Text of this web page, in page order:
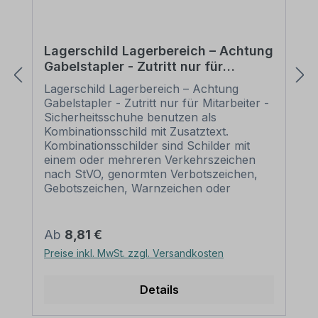
Lagerschild Lagerbereich – Achtung
Gabelstapler - Zutritt nur für
Mitarbeiter - Sicherheitsschuhe
benutzen - Kombi
Lagerschild Lagerbereich – Achtung
Gabelstapler - Zutritt nur für Mitarbeiter -
Sicherheitsschuhe benutzen als
Kombinationsschild mit Zusatztext.
Kombinationsschilder sind Schilder mit
einem oder mehreren Verkehrszeichen
nach StVO, genormten Verbotszeichen,
Gebotszeichen, Warnzeichen oder
oder neben den Zeichen angeordnet sind.
Aufgrund dieser Kombination und auch
der Möglichkeit, bestehende Inhalte zu
alle Anforderungen, um eine flexible,
Regulärer Preis:
Ab 8,81 €
Preise inkl. MwSt. zzgl. Versandkosten
Details